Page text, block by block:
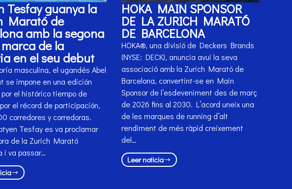
Tesfay guanya la
Marató de
amb la segona
de la
en el seu debut
masculina, el ugandés Abel
se impone en una edición
el histórico tiempo de
el récord de participación,
corredores y corredoras.
Tesfay es va proclamar
de la Zurich Marató
i va passar…
HOKA MAIN SPONSOR
DE LA ZURICH MARATÓ
DE BARCELONA
HOKA®, una divisió de Deckers Brands
(NYSE: DECK), anuncia avui la seva
associació amb la Zurich Marató de
Barcelona, convertint-se en Main
Sponsor de l’esdeveniment des de març
de 2026 fins al 2030. L’acord uneix una
de les marques de running d’alt
rendiment de més ràpid creixement
del…
Leer noticia